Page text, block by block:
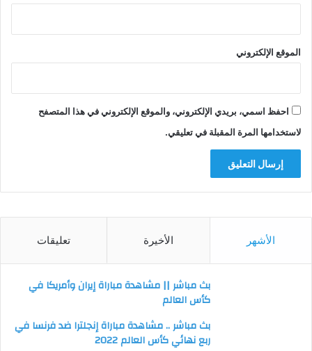
الموقع الإلكتروني
احفظ اسمي، بريدي الإلكتروني، والموقع الإلكتروني في هذا المتصفح
لاستخدامها المرة المقبلة في تعليقي.
الأشهر الأخيرة تعليقات
بث مباشر || مشاهدة مباراة إيران وأمريكا في
كأس العالم
بث مباشر .. مشاهدة مباراة إنجلترا ضد فرنسا في
ربع نهائي كأس العالم 2022